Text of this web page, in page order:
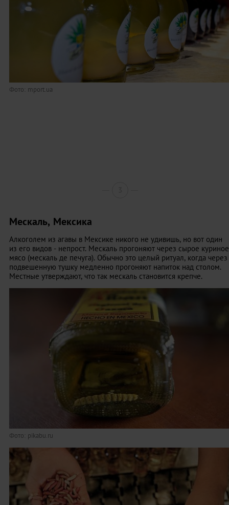
Фото: mport.ua
Мескаль, Мексика
Алкоголем из агавы в Мексике никого не удивишь, но вот один
из его видов - непрост. Мескаль прогоняют через сырое куриное
мясо (мескаль де печуга). Обычно это целый ритуал, когда через
подвешенную тушку медленно прогоняют напиток над столом.
Местные утверждают, что так мескаль становится крепче.
Фото: pikabu.ru